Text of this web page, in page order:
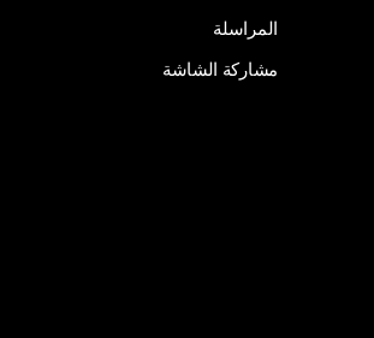
المراسلة
مشاركة الشاشة